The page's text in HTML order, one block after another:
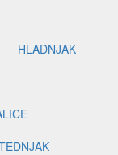
HLADNJAK